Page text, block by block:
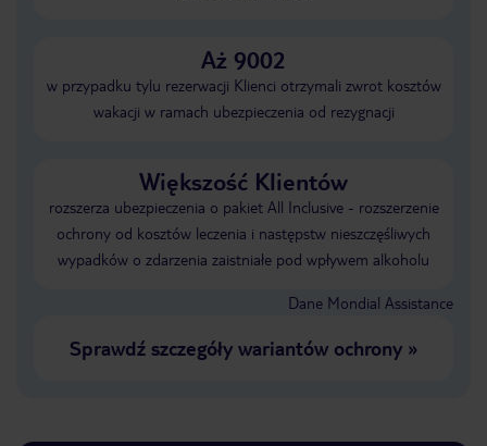
Aż 9002
w przypadku tylu rezerwacji Klienci otrzymali zwrot kosztów
wakacji w ramach ubezpieczenia od rezygnacji
Większość Klientów
rozszerza ubezpieczenia o pakiet All Inclusive - rozszerzenie
ochrony od kosztów leczenia i następstw nieszczęśliwych
wypadków o zdarzenia zaistniałe pod wpływem alkoholu
Dane Mondial Assistance
Sprawdź szczegóły wariantów ochrony»